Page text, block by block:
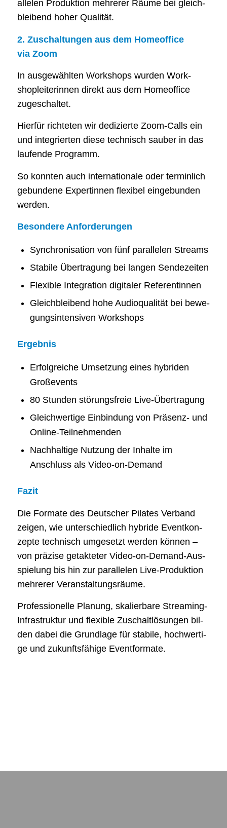
al­le­len Pro­duk­ti­on meh­re­rer Räu­me bei gleich­
blei­bend hoher Qualität.
2. Zuschal­tun­gen aus dem Home­of­fice
via Zoom
In aus­ge­wähl­ten Work­shops wur­den Work­
shop­lei­te­rin­nen direkt aus dem Home­of­fice
zugeschaltet.
Hier­für rich­te­ten wir dedi­zier­te Zoom-Calls ein
und inte­grier­ten die­se tech­nisch sau­ber in das
lau­fen­de Programm.
So konn­ten auch inter­na­tio­na­le oder ter­min­lich
gebun­de­ne Exper­tin­nen fle­xi­bel ein­ge­bun­den
werden.
Beson­de­re Anforderungen
Syn­chro­ni­sa­ti­on von fünf par­al­le­len Streams
Sta­bi­le Über­tra­gung bei lan­gen Sendezeiten
Fle­xi­ble Inte­gra­ti­on digi­ta­ler Referentinnen
Gleich­blei­bend hohe Audio­qua­li­tät bei bewe­
gungs­in­ten­si­ven Workshops
Ergeb­nis
Erfolg­rei­che Umset­zung eines hybri­den
Großevents
80 Stun­den stö­rungs­freie Live-Übertragung
Gleich­wer­ti­ge Ein­bin­dung von Prä­senz- und
Online-Teilnehmenden
Nach­hal­ti­ge Nut­zung der Inhal­te im
Anschluss als Video-on-Demand
Fazit
Die For­ma­te des Deut­scher Pila­tes Ver­band
zei­gen, wie unter­schied­lich hybri­de Event­kon­
zep­te tech­nisch umge­setzt wer­den kön­nen –
von prä­zi­se getak­te­ter Video-on-Demand-Aus­
spie­lung bis hin zur par­al­le­len Live-Pro­duk­ti­on
meh­re­rer Veranstaltungsräume.
Pro­fes­sio­nel­le Pla­nung, ska­lier­ba­re Strea­ming-
Infra­struk­tur und fle­xi­ble Zuschalt­lö­sun­gen bil­
den dabei die Grund­la­ge für sta­bi­le, hoch­wer­ti­
ge und zukunfts­fä­hi­ge Eventformate.